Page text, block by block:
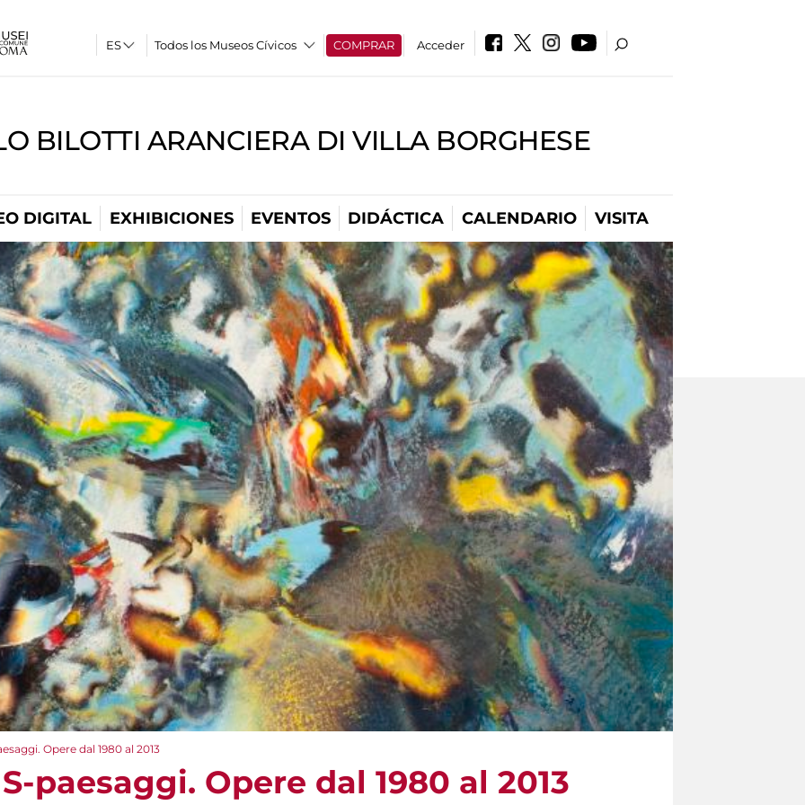
Todos los Museos Cívicos COMPRAR Acceder
BILOTTI ARANCIERA DI VILLA BORGHESE
DIGITAL EXHIBICIONES EVENTOS DIDÁCTICA CALENDARIO VISITA
Opere dal 1980 al 2013
paesaggi. Opere dal 1980 al 2013